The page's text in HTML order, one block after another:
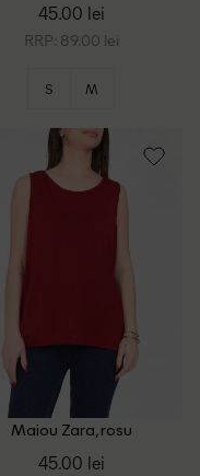
45.00 lei
RRP: 89.00 lei
S M
Maiou Zara, rosu
45.00 lei